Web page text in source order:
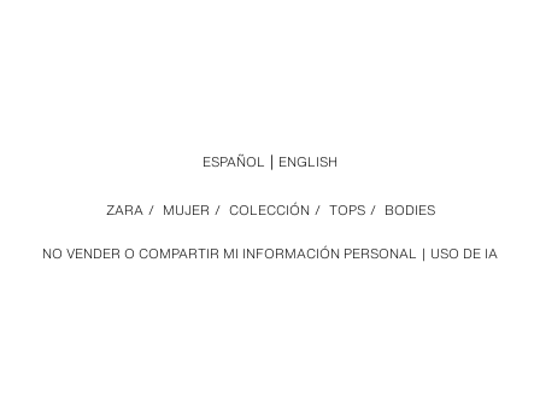
NO VENDER O COMPARTIR MI INFORMACIÓN PERSONAL USO DE IA
ZARA / MUJER / COLECCIÓN / TOPS / BODIES
ESPAÑOL ENGLISH